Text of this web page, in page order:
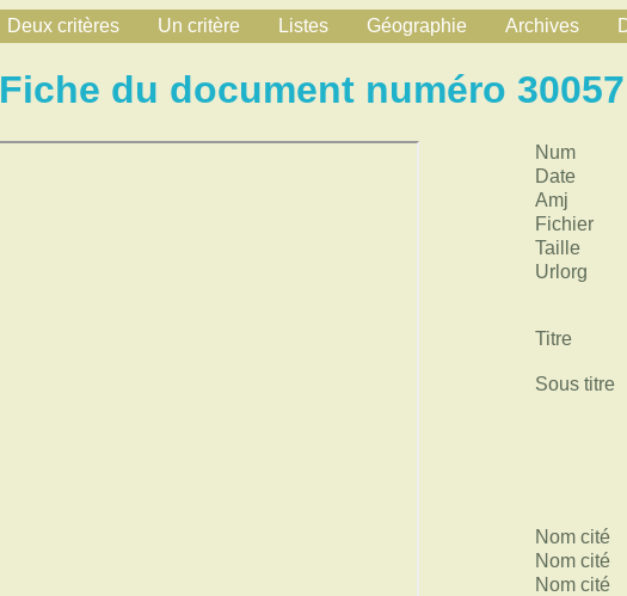
Deux critères Un critère Listes Géographie Archives
Fiche du document numéro 30057
Num
Date
Amj
Fichier
Taille
Urlorg
Titre
Sous titre
Nom cité
Nom cité
Nom cité